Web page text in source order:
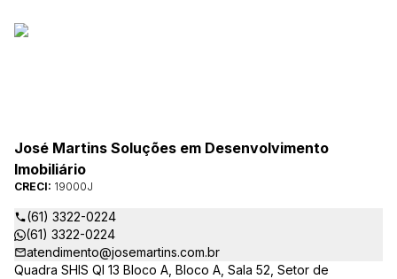
José Martins Soluções em Desenvolvimento
Imobiliário
CRECI: 19000J
(61) 3322-0224
(61) 3322-0224
atendimento@josemartins.com.br
Quadra SHIS QI 13 Bloco A, Bloco A, Sala 52, Setor de